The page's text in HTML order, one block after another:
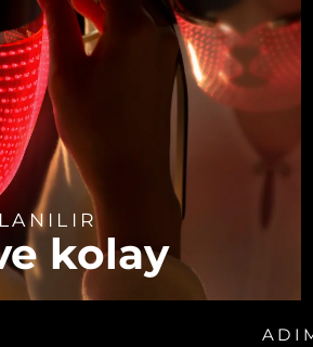
kolay